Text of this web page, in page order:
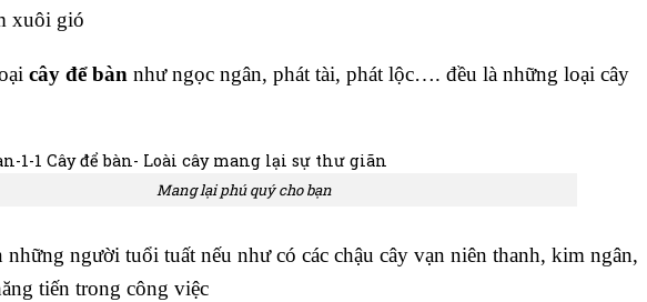
xuôi gió
cây để bàn như ngọc ngân, phát tài, phát lộc…. đều là những loại cây
Mang lại phú quý cho bạn
những người tuổi tuất nếu như có các chậu cây vạn niên thanh, kim ngân,
tiến trong công việc